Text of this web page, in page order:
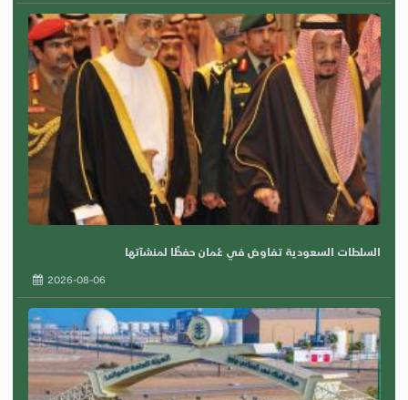
السلطات السعودية تفاوض في عُمان حفظًا لمنشآتها
2026-08-06